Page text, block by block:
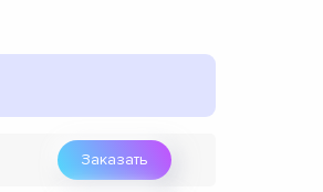
Заказать